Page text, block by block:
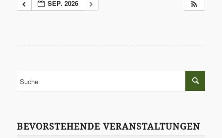
SEP. 2026
BEVORSTEHENDE VERANSTALTUNGEN